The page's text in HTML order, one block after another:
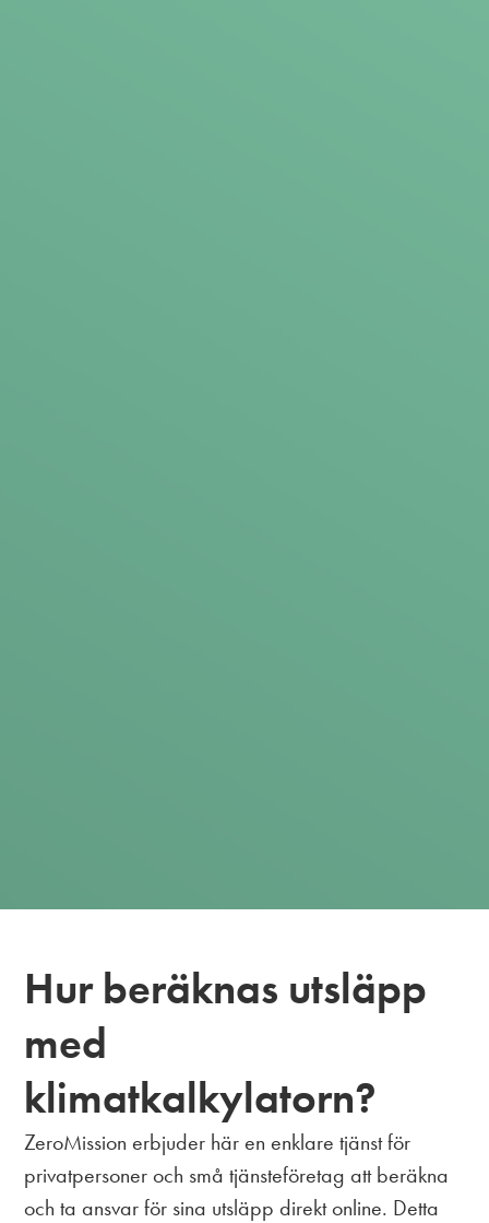
Hur beräknas utsläpp
med
klimatkalkylatorn?
ZeroMission erbjuder här en enklare tjänst för
privatpersoner och små tjänsteföretag att beräkna
och ta ansvar för sina utsläpp direkt online. Detta